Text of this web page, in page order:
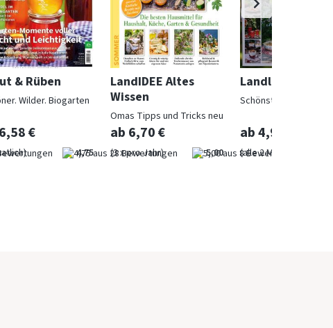
& Rüben
Wilder. Biogarten
€
4,75
LandIDEE Altes
Wissen
Omas Tipps und Tricks neu
entdeckt
ab 6,70 €
(3 x pro Jahr) 5,00
Landlust
Schönstes Landleben
ab 4,97 €
(alle 2 Monate)